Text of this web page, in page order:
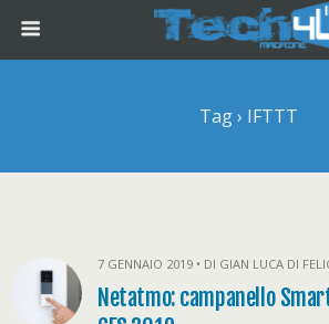
Tag › IFTTT
7 GENNAIO 2019 • DI GIAN LUCA DI
Netatmo: campanello Smart